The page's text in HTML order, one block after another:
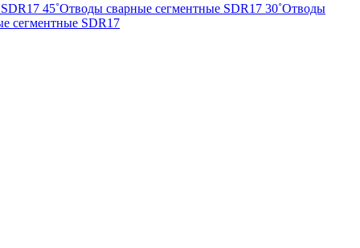
45˚Отводы сварные сегментные SDR17 30˚Отводы
сегментные SDR17